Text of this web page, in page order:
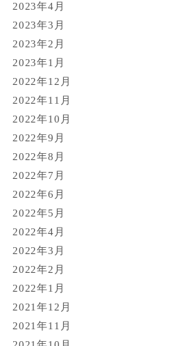
2023年4月
2023年3月
2023年2月
2023年1月
2022年12月
2022年11月
2022年10月
2022年9月
2022年8月
2022年7月
2022年6月
2022年5月
2022年4月
2022年3月
2022年2月
2022年1月
2021年12月
2021年11月